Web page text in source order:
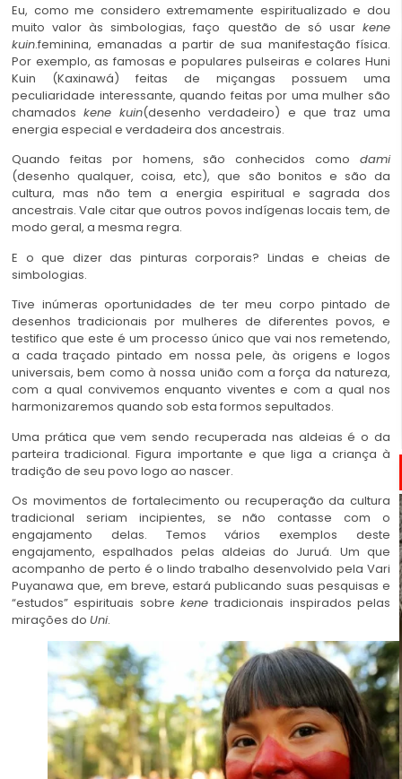
Eu, como me considero extremamente espiritualizado e dou
muito valor às simbologias, faço questão de só usar kene
kuin.feminina, emanadas a partir de sua manifestação física.
Por exemplo, as famosas e populares pulseiras e colares Huni
Kuin (Kaxinawá) feitas de miçangas possuem uma
peculiaridade interessante, quando feitas por uma mulher são
chamadoskene kuin(desenho verdadeiro) e que traz uma
energia especial e verdadeira dos ancestrais.
Quando feitas por homens, são conhecidos como dami
(desenho qualquer, coisa, etc), que são bonitos e são da
cultura, mas não tem a energia espiritual e sagrada dos
ancestrais. Vale citar que outros povos indígenas locais tem, de
modo geral, a mesma regra.
E o que dizer das pinturas corporais? Lindas e cheias de
simbologias.
Tive inúmeras oportunidades de ter meu corpo pintado de
desenhos tradicionais por mulheres de diferentes povos, e
testifico que este é um processo único que vai nos remetendo,
a cada traçado pintado em nossa pele, às origens e logos
universais, bem como à nossa união com a força da natureza,
com a qual convivemos enquanto viventes e com a qual nos
harmonizaremos quando sob esta formos sepultados.
Uma prática que vem sendo recuperada nas aldeias é o da
parteira tradicional. Figura importante e que liga a criança à
tradição de seu povo logo ao nascer.
Os movimentos de fortalecimento ou recuperação da cultura
tradicional seriam incipientes, se não contasse com o
engajamento delas. Temos vários exemplos deste
engajamento, espalhados pelas aldeias do Juruá. Um que
acompanho de perto é o lindo trabalho desenvolvido pela Vari
Puyanawa que, em breve, estará publicando suas pesquisas e
“estudos” espirituais sobre kenetradicionais inspirados pelas
mirações do Uni.